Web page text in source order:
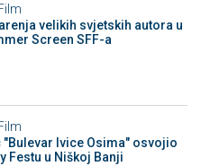
velikih svjetskih autora u
Screen SFF-a
"Bulevar Ivice Osima" osvojio
Festu u Niškoj Banji